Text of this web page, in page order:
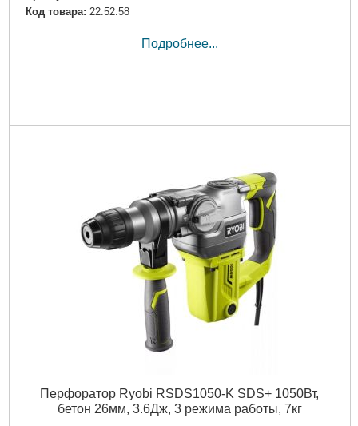
Код товара: 22.52.58
Подробнее...
Перфоратор Ryobi RSDS1050-K SDS+ 1050Вт,
бетон 26мм, 3.6Дж, 3 режима работы, 7кг